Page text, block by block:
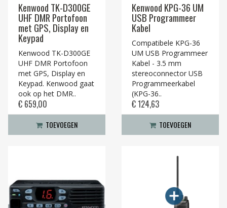
Kenwood TK-D300GE
UHF DMR Portofoon
met GPS, Display en
Keypad
Kenwood TK-D300GE
UHF DMR Portofoon
met GPS, Display en
Keypad. Kenwood gaat
ook op het DMR..
€ 659,00
TOEVOEGEN
Kenwood KPG-36 UM
USB Programmeer
Kabel
Compatibele KPG-36
UM USB Programmeer
Kabel - 3.5 mm
stereoconnector USB
Programmeerkabel
(KPG-36..
€ 124,63
TOEVOEGEN